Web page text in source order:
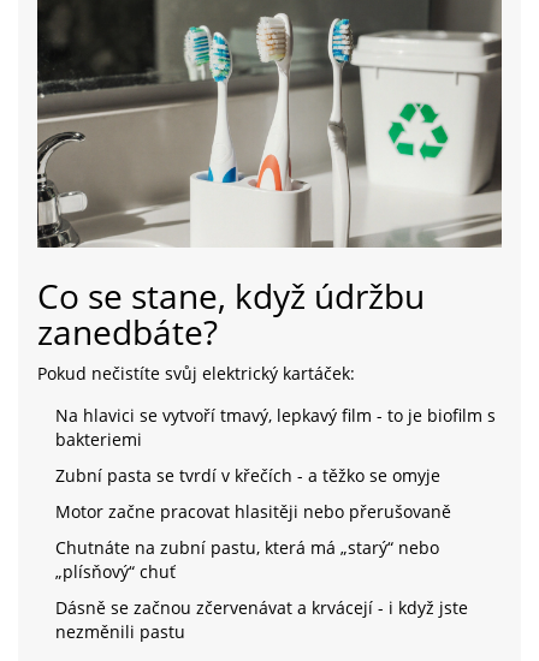
Co se stane, když údržbu
zanedbáte?
Pokud nečistíte svůj elektrický kartáček:
Na hlavici se vytvoří tmavý, lepkavý film - to je biofilm s
bakteriemi
Zubní pasta se tvrdí v křečích - a těžko se omyje
Motor začne pracovat hlasitěji nebo přerušovaně
Chutnáte na zubní pastu, která má „starý“ nebo
„plísňový“ chuť
Dásně se začnou zčervenávat a krvácejí - i když jste
nezměnili pastu